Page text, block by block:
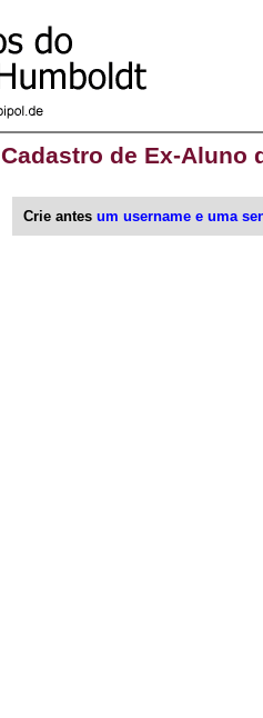
Cadastro de Ex-Aluno
Crie antes um username e uma